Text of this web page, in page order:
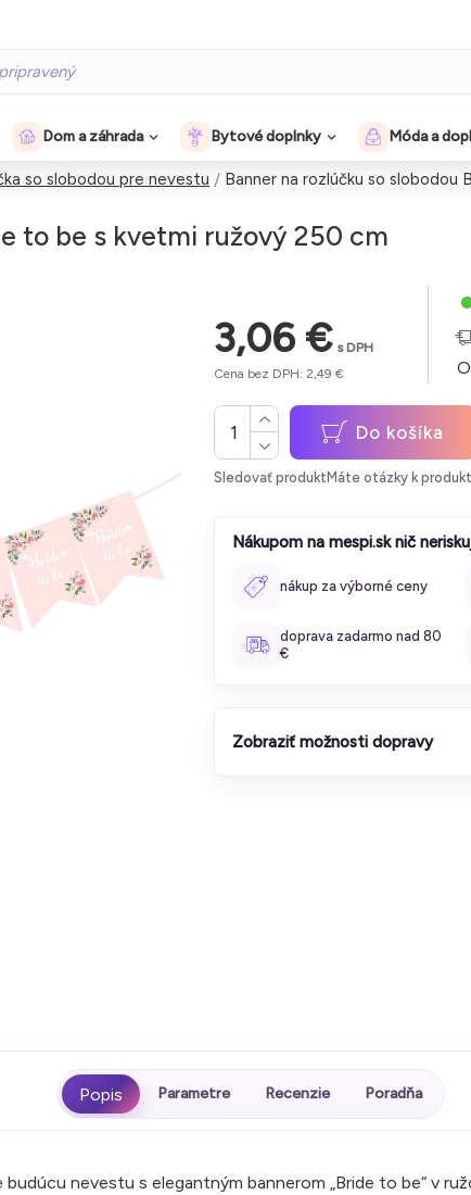
Dom a záhrada Bytové doplnky Móda a
so slobodou pre nevestu Banner na rozlúčku so
to be s kvetmi ružový 250 cm
3,06 € s DPH
Cena bez DPH: 2,49 €
Do košíka
Sledovať produkt Máte otázky k
Nákupom na mespi.sk nič
nákup za výborné ceny
doprava zadarmo nad 80
€
Zobraziť možnosti dopravy
Parametre Recenzie Poradňa
budúcu nevestu s elegantným bannerom „Bride to be“ v